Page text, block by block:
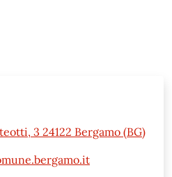
3 24122 Bergamo (BG)